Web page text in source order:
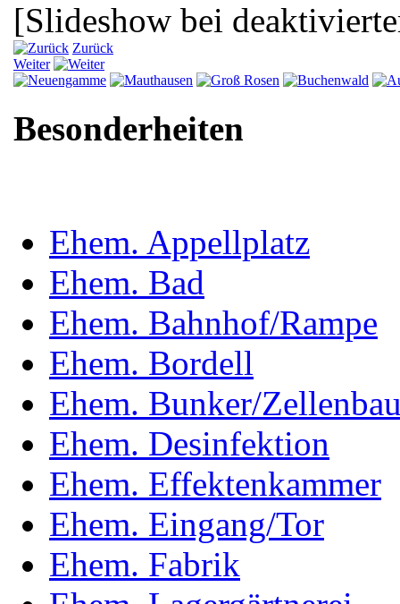
[Slideshow bei
Zurück
Weiter
Besonderheiten
Ehem. Appellplatz
Ehem. Bad
Ehem. Bahnhof/Rampe
Ehem. Bordell
Ehem. Bunker/
Ehem. Desinfektion
Ehem. Effektenkammer
Ehem. Eingang/Tor
Ehem. Fabrik